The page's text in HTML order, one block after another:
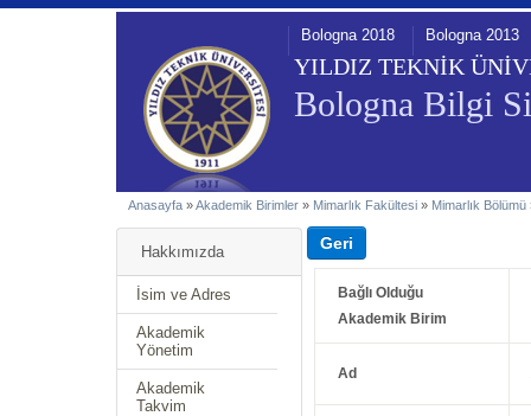
YILDIZ TEKNİK
Bologna Bilgi
Bologna 2018 Bologna 2013
Anasayfa »Akademik Birimler » Mimarlık Fakültesi » Mimarlık Bölümü
Hakkımızda
İsim ve Adres
Akademik
Yönetim
Akademik
Takvim
Bağlı Olduğu
Akademik Birim
Ad